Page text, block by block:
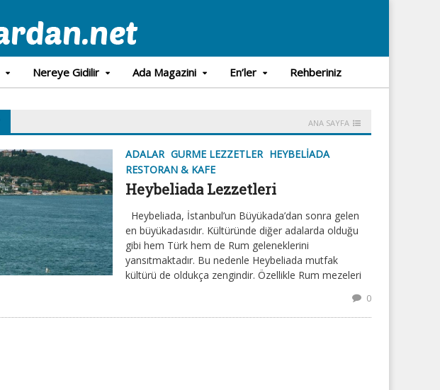
Nereye Gidilir Ada Magazini En’ler Rehberiniz
ANA SAYFA
ADALAR GURME LEZZETLER HEYBELIADA
RESTORAN & KAFE
Heybeliada Lezzetleri
Heybeliada, İstanbul’un Büyükada’dan sonra gelen
en büyükadasıdır. Kültüründe diğer adalarda olduğu
gibi hem Türk hem de Rum geleneklerini
yansıtmaktadır. Bu nedenle Heybeliada mutfak
kültürü de oldukça zengindir. Özellikle Rum mezeleri
0